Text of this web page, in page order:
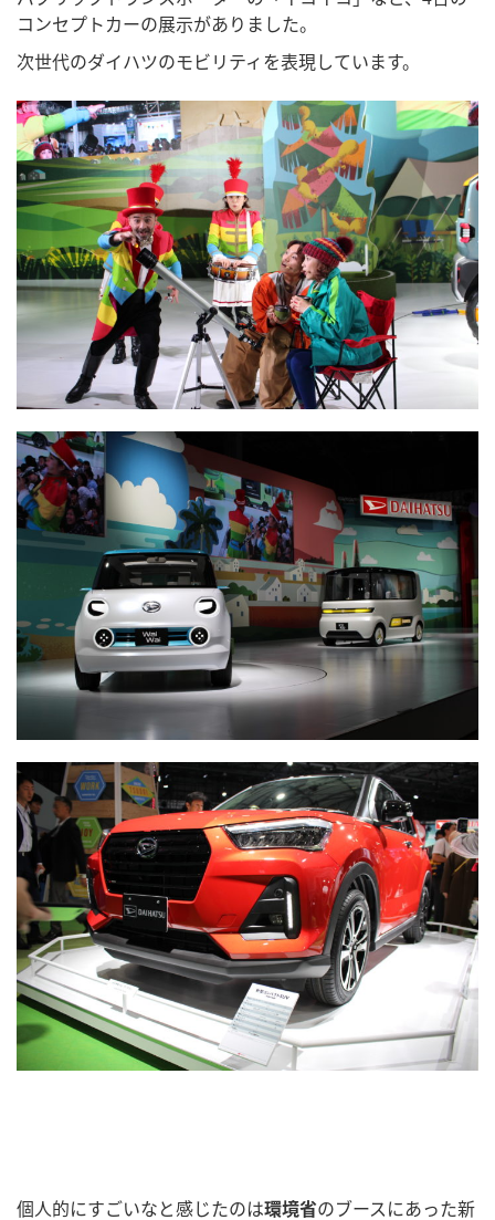
コンセプトカーの展示がありました。
次世代のダイハツのモビリティを表現しています。
個人的にすごいなと感じたのは環境省のブースにあった新